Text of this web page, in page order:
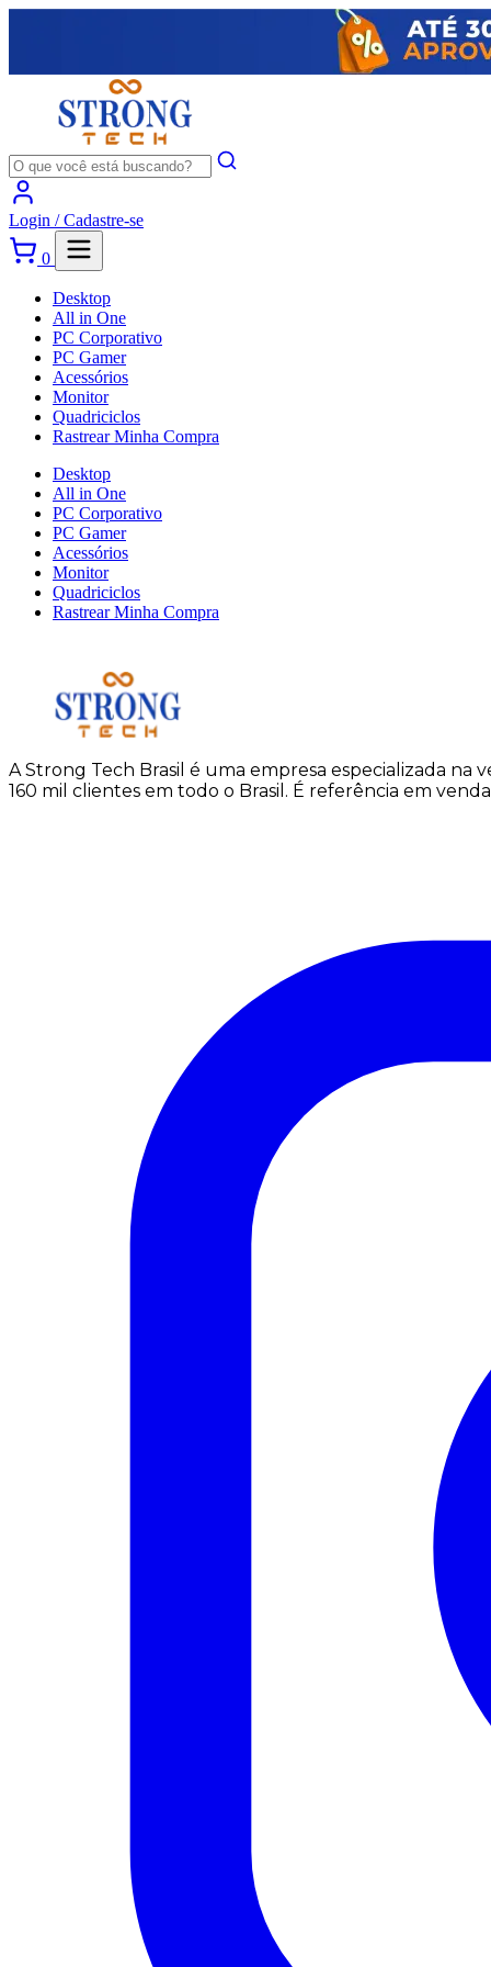
Login /Cadastre-se
0
Desktop
All in One
PC Corporativo
PC Gamer
Acessórios
Monitor
Quadriciclos
Rastrear Minha Compra
Desktop
All in One
PC Corporativo
PC Gamer
Acessórios
Monitor
Quadriciclos
Rastrear Minha Compra
A Strong Tech Brasil é uma empresa especializada na
160 mil clientes em todo o Brasil. É referência em